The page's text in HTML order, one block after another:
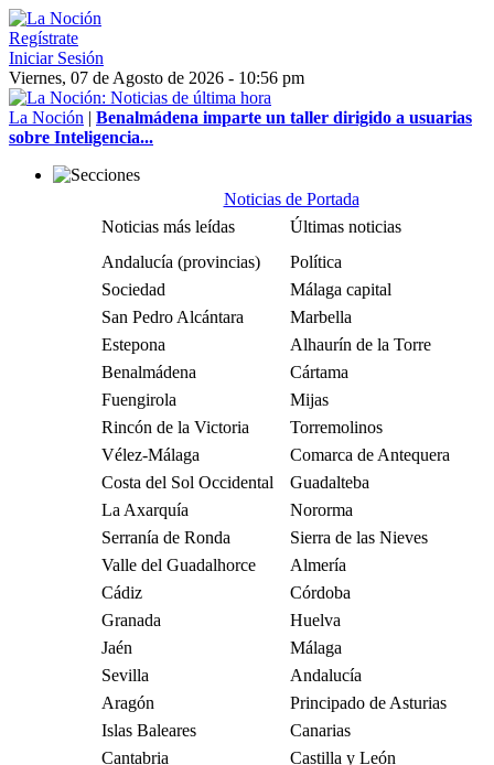
Regístrate
Iniciar Sesión
Viernes, 07 de Agosto de 2026 - 10:56 pm
La Noción | Benalmádena imparte un taller dirigido a usuarias
sobre Inteligencia...
Noticias de Portada
Noticias más leídas
Últimas noticias
Andalucía (provincias)
Política
Sociedad
Málaga capital
San Pedro Alcántara
Marbella
Estepona
Alhaurín de la Torre
Benalmádena
Cártama
Fuengirola
Mijas
Rincón de la Victoria
Torremolinos
Vélez-Málaga
Comarca de Antequera
Costa del Sol Occidental
Guadalteba
La Axarquía
Nororma
Serranía de Ronda
Sierra de las Nieves
Valle del Guadalhorce
Almería
Cádiz
Córdoba
Granada
Huelva
Jaén
Málaga
Sevilla
Andalucía
Aragón
Principado de Asturias
Islas Baleares
Canarias
Cantabria
Castilla y León